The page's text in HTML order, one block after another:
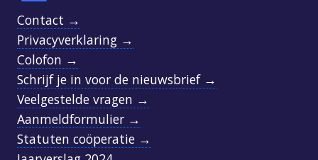
Contact →
Privacyverklaring →
Colofon →
Schrijf je in voor de nieuwsbrief →
Veelgestelde vragen →
Aanmeldformulier →
Statuten coöperatie →